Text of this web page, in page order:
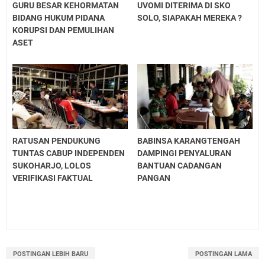
GURU BESAR KEHORMATAN
BIDANG HUKUM PIDANA
KORUPSI DAN PEMULIHAN
ASET
UVOMI DITERIMA DI SKO
SOLO, SIAPAKAH MEREKA ?
RATUSAN PENDUKUNG
TUNTAS CABUP INDEPENDEN
SUKOHARJO, LOLOS
VERIFIKASI FAKTUAL
BABINSA KARANGTENGAH
DAMPINGI PENYALURAN
BANTUAN CADANGAN
PANGAN
POSTINGAN LEBIH BARU POSTINGAN LAMA